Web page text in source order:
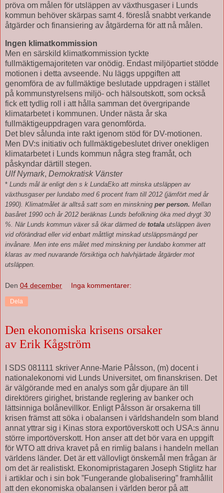
pröva om målen för utsläppen av växthusgaser i Lunds
kommun behöver skärpas samt 4. föreslå snabbt verkande
åtgärder och finansiering av åtgärderna för att nå målen.
Ingen klimatkommission
Men en särskild klimatkommission tyckte
fullmäktigemajoriteten var onödig. Endast miljöpartiet stödde
motionen i detta avseende. Nu läggs uppgiften att
genomföra de av fullmäktige beslutade uppdragen i stället
på kommunstyrelsens miljö- och hälsoutskott, som också
fick ett tydlig roll i att hålla samman det övergripande
klimatarbetet i kommunen. Under nästa år ska
fullmäktigeuppdragen vara genomförda.
Det blev sålunda inte rakt igenom stöd för DV-motionen.
Men DV:s initiativ och fullmäktigebeslutet driver onekligen
klimatarbetet i Lunds kommun några steg framåt, och
påskyndar därtill stegen.
Ulf Nymark, Demokratisk Vänster
* Lunds mål är enligt den s k LundaEko att minska utsläppen av
växthusgaser per lundabo med 6 procent fram till 2012 (jämfört med år
1990). Klimatmålet är alltså satt som en minskning per person. Mellan
basåret 1990 och år 2012 beräknas Lunds befolkning öka med drygt 30
%. När Lunds kommun växer så ökar därmed de totala utsläppen även
vid oförändrad eller vid enbart måttligt minskad utsläppsmängd per
invånare. Men inte ens målet med minskning per lundabo kommer att
klaras av med nuvarande försiktiga och halvhjärtade åtgärder mot
utsläppen.
Den 04 december Inga kommentarer:
Dela
Den ekonomiska krisens orsaker
av Erik Kågström
I SDS 081111 skriver Anne-Marie Pålsson, (m) docent i
nationalekonomi vid Lunds Universitet, om finanskrisen. Det
är välgörande med en analys som går djupare än till
direktörers girighet, bristande reglering av banker och
lättsinniga bolånevillkor. Enligt Pålsson är orsakerna till
krisen främst att söka i obalansen i världshandeln som bland
annat yttrar sig i Kinas stora exportöverskott och USA:s ännu
större importöverskott. Hon anser att det bör vara en uppgift
för WTO att driva kravet på en rimlig balans i handeln mellan
världens länder. Det är ett vällovligt önskemål men frågan är
om det är realistiskt. Ekonomipristagaren Joseph Stiglitz har
i artiklar och i sin bok ”Fungerande globalisering” framhållit
att den ekonomiska obalansen i världen beror på att